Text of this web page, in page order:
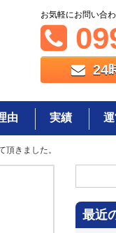
お気軽にお問い合
24
由 実績
頂きました。
索:
最近